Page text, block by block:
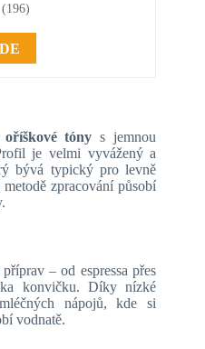
(196)
tóny s jemnou
je velmi vyvážený a
bývá typický pro levně
zpracování působí
– od espressa přes
konvičku. Díky nízké
nápojů, kde si
vodnatě.